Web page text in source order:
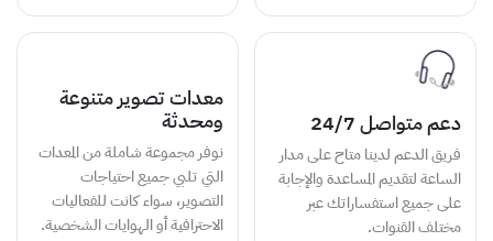
دعم متواصل 24/7
فريق الدعم لدينا متاح على مدار
الساعة لتقديم المساعدة والإجابة
على جميع استفساراتك عبر
مختلف القنوات.
معدات تصوير متنوعة
ومحدثة
نوفر مجموعة شاملة من المعدات
التي تلبي جميع احتياجات
التصوير، سواء كانت للفعاليات
الاحترافية أو الهوايات الشخصية.